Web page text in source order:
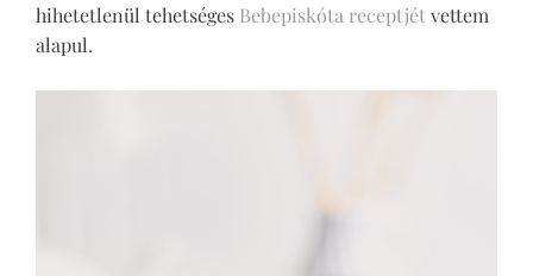
hihetetlenül tehetséges Bebepiskóta receptjétvettem
alapul.